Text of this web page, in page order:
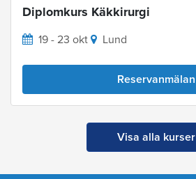
Diplomkurs Käkkirurgi
19 - 23 okt Lund
Reservanmälan
Visa alla kurser